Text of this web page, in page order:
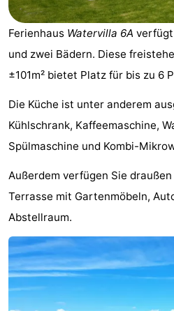
Bad
Meersee
-
Beach
Resort
Nieuwvliet-
Bad
De
Meulinge
-
EuroParcs
Cadzand
-
Hoogduin
-
Noordzee
Résidence
Cadzand-
Bad
-
Resort
Nieuwvliet-
Bad
-
Schoneveld
-
Strand
Resort
-
Waterdunen
Ferienhaus Watervilla 6A
und zwei Bädern. Diese
±101m² bietet Platz für bis zu 6
Die Küche ist unter anderem
Kühlschrank, Kaffeemaschine,
Spülmaschine und Kombi-
Außerdem verfügen Sie
Terrasse mit Gartenmöbeln,
Abstellraum.